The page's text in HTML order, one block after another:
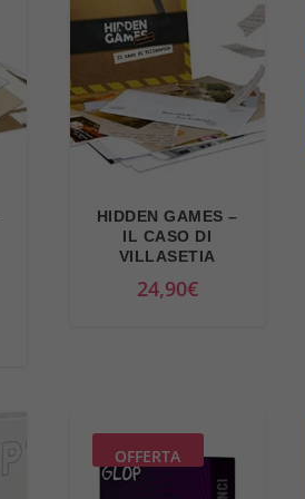
HIDDEN GAMES –
IL CASO DI
VILLASETIA
24,90€
OFFERTA